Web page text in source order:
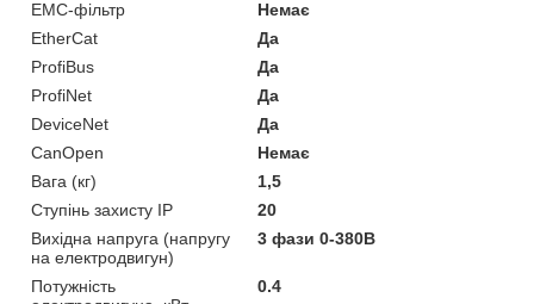
EMC-фільтр
Немає
EtherCat
Да
ProfiBus
Да
ProfiNet
Да
DeviceNet
Да
CanOpen
Немає
Вага (кг)
1,5
Ступінь захисту IP
20
Вихідна напруга (напругу
на електродвигун)
3 фази 0-380В
Потужність
0.4